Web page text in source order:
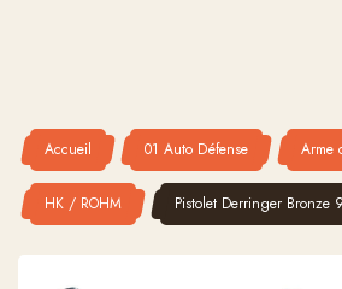
Accueil 01 Auto Défense Arme
HK / ROHM Pistolet Derringer Bronze